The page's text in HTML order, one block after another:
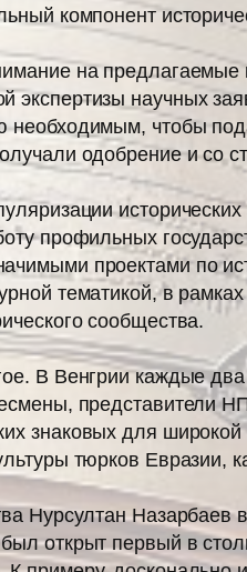
компонент
на предлагаемые
экспертизы научных
чтобы
одобрение и со
профильных
проектами по
тематикой, в
сообщества.
В Венгрии каждые
представители
знаковых для
тюрков Евразии,
Нурсултан
открыт первый в